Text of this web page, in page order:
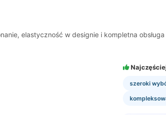
elastyczność w designie i kompletna
szeroki